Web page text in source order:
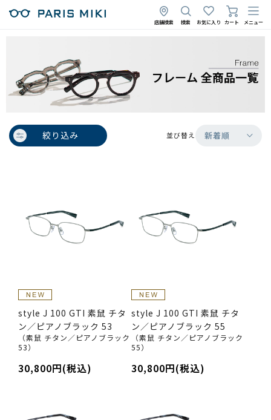
店舗検索 検索 お気に入り カート メニュー
絞り込み 並び替え 新着順
style J 100 GTI 素鼠 チタ
ン／ピアノブラック 53
（素鼠 チタン／ピアノブラック
53）
30,800円(税込)
style J 100 GTI 素鼠 チタ
ン／ピアノブラック 55
（素鼠 チタン／ピアノブラック
55）
30,800円(税込)